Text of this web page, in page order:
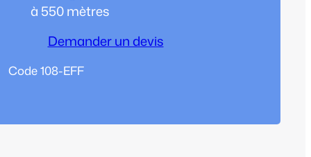
à 550 mètres
Demander un devis
Code 108-EFF